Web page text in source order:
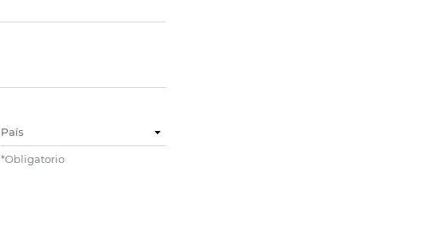
País
*Obligatorio